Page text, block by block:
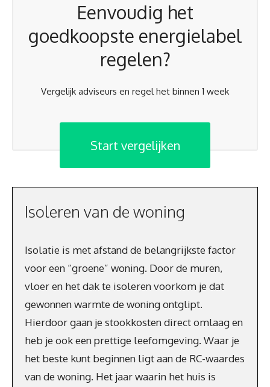
Eenvoudig het
goedkoopste energielabel
regelen?
Vergelijk adviseurs en regel het binnen 1 week
Start vergelijken
Isoleren van de woning
Isolatie is met afstand de belangrijkste factor
voor een “groene” woning. Door de muren,
vloer en het dak te isoleren voorkom je dat
gewonnen warmte de woning ontglipt.
Hierdoor gaan je stookkosten direct omlaag en
heb je ook een prettige leefomgeving. Waar je
het beste kunt beginnen ligt aan de RC-waardes
van de woning. Het jaar waarin het huis is